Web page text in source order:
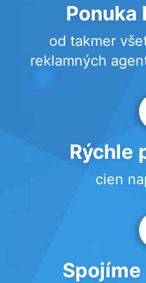
Ponuka
od takmer
reklamných
Rýchle
cien